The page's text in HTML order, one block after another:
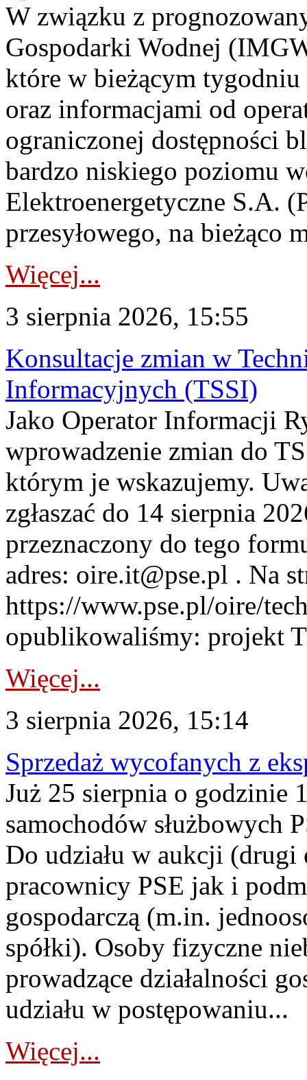
W związku z
Gospodarki Wodnej
które w bieżącym tygodniu
oraz informacjami od
ograniczonej dostępności
bardzo niskiego poziomu
Elektroenergetyczne S.A.
przesyłowego, na bieżąco
Więcej...
3 sierpnia 2026, 15:55
Konsultacje zmian w
Informacyjnych (TSSI)
Jako Operator Informacji
wprowadzenie zmian do
którym je wskazujemy.
zgłaszać do 14 sierpnia
przeznaczony do tego
adres: oire.it@pse.pl . Na
https://www.pse.pl/oire/
opublikowaliśmy: projekt
Więcej...
3 sierpnia 2026, 15:14
Sprzedaż wycofanych z
Już 25 sierpnia o godzinie
samochodów służbowych
Do udziału w aukcji (drugi
pracownicy PSE jak i
gospodarczą (m.in.
spółki). Osoby fizyczne
prowadzące działalności
udziału w postępowaniu...
Więcej...